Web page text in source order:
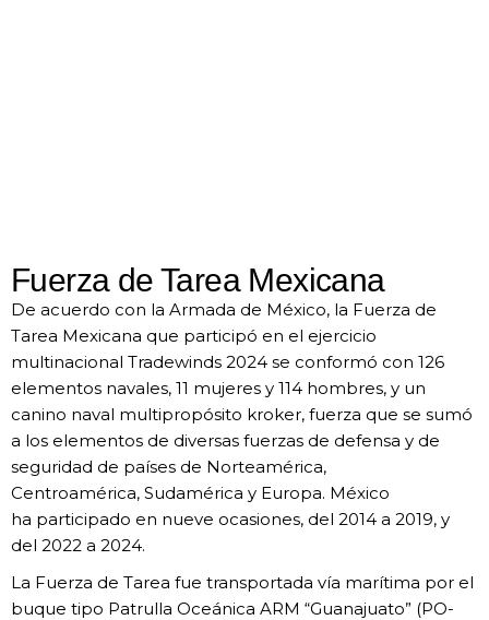
Fuerza de Tarea Mexicana
De acuerdo con la Armada de México, la Fuerza de
Tarea Mexicana que participó en el ejercicio
multinacional Tradewinds 2024 se conformó con 126
elementos navales, 11 mujeres y 114 hombres, y un
canino naval multipropósito kroker, fuerza que se sumó
a los elementos de diversas fuerzas de defensa y de
seguridad de países de Norteamérica,
Centroamérica, Sudamérica y Europa. México
ha participado en nueve ocasiones, del 2014 a 2019, y
del 2022 a 2024.
La Fuerza de Tarea fue transportada vía marítima por el
buque tipo Patrulla Oceánica ARM “Guanajuato” (PO-